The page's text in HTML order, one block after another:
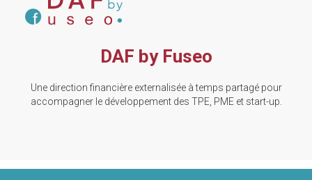
DAF by Fuseo
Une direction financière externalisée à temps partagé pour
accompagner le développement des TPE, PME et start-up.